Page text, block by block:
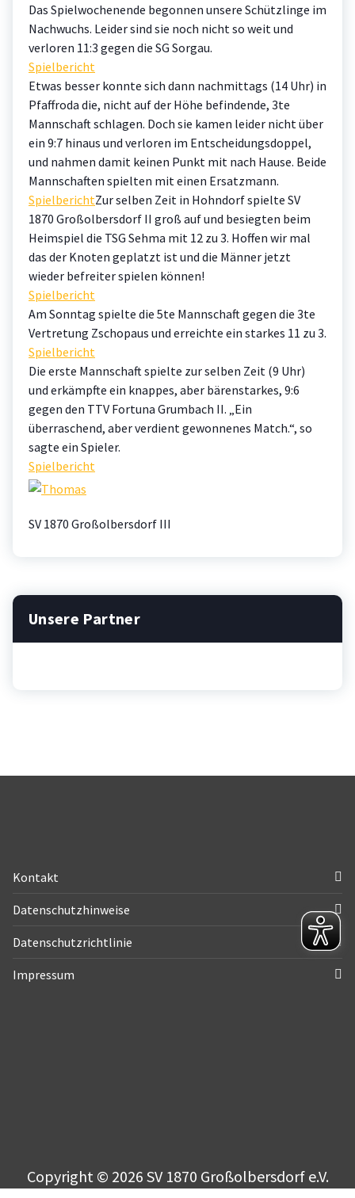
Das Spielwochenende begonnen unsere Schützlinge im
Nachwuchs. Leider sind sie noch nicht so weit und
verloren 11:3 gegen die SG Sorgau.
Spielbericht
Etwas besser konnte sich dann nachmittags (14 Uhr) in
Pfaffroda die, nicht auf der Höhe befindende, 3te
Mannschaft schlagen. Doch sie kamen leider nicht über
ein 9:7 hinaus und verloren im Entscheidungsdoppel,
und nahmen damit keinen Punkt mit nach Hause. Beide
Mannschaften spielten mit einen Ersatzmann.
SpielberichtZur selben Zeit in Hohndorf spielte SV
1870 Großolbersdorf II groß auf und besiegten beim
Heimspiel die TSG Sehma mit 12 zu 3. Hoffen wir mal
das der Knoten geplatzt ist und die Männer jetzt
wieder befreiter spielen können!
Spielbericht
Am Sonntag spielte die 5te Mannschaft gegen die 3te
Vertretung Zschopaus und erreichte ein starkes 11 zu 3.
Spielbericht
Die erste Mannschaft spielte zur selben Zeit (9 Uhr)
und erkämpfte ein knappes, aber bärenstarkes, 9:6
gegen den TTV Fortuna Grumbach II. „Ein
überraschend, aber verdient gewonnenes Match.“, so
sagte ein Spieler.
Spielbericht
SV 1870 Großolbersdorf III
Unsere Partner
Kontakt
Datenschutzhinweise
Datenschutzrichtlinie
Impressum
Copyright © 2026 SV 1870 Großolbersdorf e.V.